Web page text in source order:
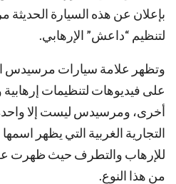
بإعلان عن هذه السيارة
لتنظيم “داعش” الإرهابي.
وتظهر علامة سيارات مرسيدس
على فيديوهات لتنظيمات
أخرى، ومرسيدس ليست إلا
التجارية الغربية التي يظهر
للإرهاب والتطرف حيث ظهرت
من هذا النوع.